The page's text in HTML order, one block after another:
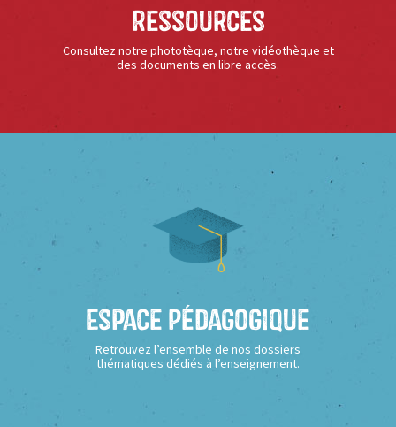
Ressources
Consultez notre phototèque, notre vidéothèque et
des documents en libre accès.
Espace Pédagogique
Retrouvez l’ensemble de nos dossiers
thématiques dédiés à l’enseignement.